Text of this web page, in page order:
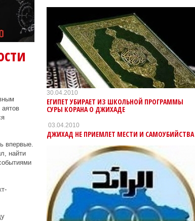
впервые.
найти
30.04.2010
ЕГИПЕТ УБИРАЕТ ИЗ ШКОЛЬНОЙ ПРОГРАММЫ
СУРЫ КОРАНА О ДЖИХАДЕ
03.04.2010
ДЖИХАД НЕ ПРИЕМЛЕТ МЕСТИ И САМОУБИЙСТВА